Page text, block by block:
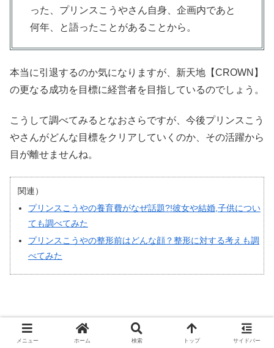
った、プリンスこうやさん自身、企画内であと
何年、と語ったことがあることから。
本当に引退するのか気になりますが、新天地【CROWN】
の更なる成功を目標に経営者を目指しているのでしょう。
こうして調べてみるとなおさらですが、今後プリンスこう
やさんがどんな目標をクリアしていくのか、その活躍から
目が離せませんね。
関連）
プリンスこうやの養育費がなぜ話題?!彼女や結婚,子供につい
ても調べてみた
プリンスこうやの整形前はどんな顔？整形に対する考えも調
べてみた
メニュー ホーム 検索 トップ サイドバー